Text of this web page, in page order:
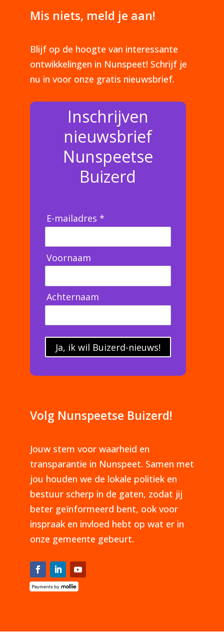
Mis niets, meld je aan!
Blijf op de hoogte van interessante
ontwikkelingen in Nunspeet! Schrijf je
nu in voor onze gratis nieuwsbrief.
Inschrijven
nieuwsbrief
Nunspeetse
Buizerd
E-mailadres *
Voornaam
Achternaam
Ja, ik wil Buizerd-nieuws!
Volg Nunspeetse Buizerd!
Jouw stem voor waarheid en
transparantie in Nunspeet. Samen met
jou houden we de lokale politiek en
bestuur scherp in de gaten, zodat jij
beter geïnformeerd bent, ook voor
inspraak en invloed hebt op wat er in
onze gemeente gebeurt.